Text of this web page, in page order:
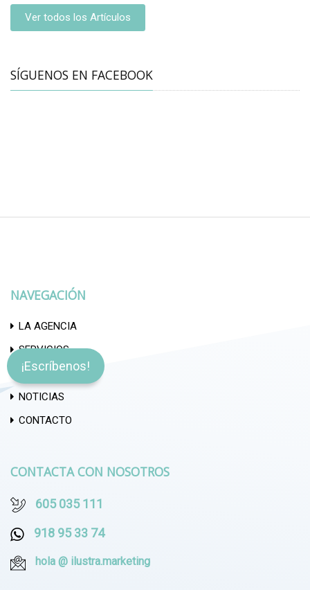
Ver todos los Artículos
SÍGUENOS EN FACEBOOK
NAVEGACIÓN
LA AGENCIA
SERVICIOS
CASOS DE ÉXITO
NOTICIAS
CONTACTO
CONTACTA CON NOSOTROS
605 035 111
918 95 33 74
hola @ ilustra.marketing
¡Escríbenos!